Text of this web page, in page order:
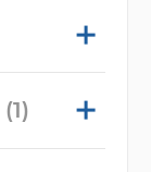
(1)